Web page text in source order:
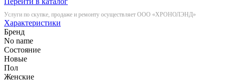
Услуги по скупке, продаже и ремонту осуществляет ООО «ХРОНОЛЭНД»
Характеристики
Бренд
No name
Состояние
Новые
Пол
Женские